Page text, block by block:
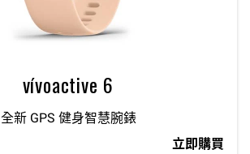
vívoactive 6
全新 GPS 健身智慧腕錶
立即購買